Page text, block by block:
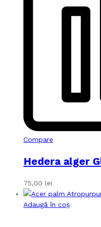
Compare
Hedera alger
75,00 lei
Adaugă în coș